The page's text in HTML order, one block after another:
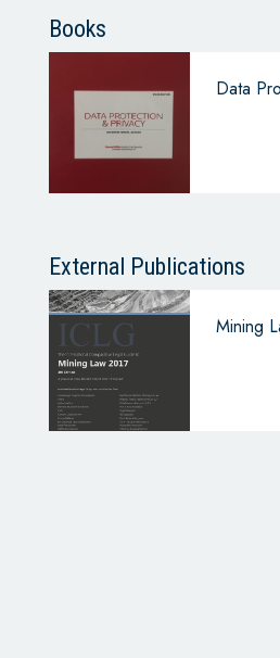
Books
Data
External Publications
Mining